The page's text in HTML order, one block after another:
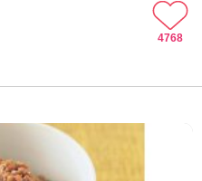
4768